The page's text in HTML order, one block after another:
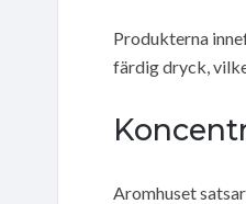
Produkterna
färdig dryck,
Aromhuset